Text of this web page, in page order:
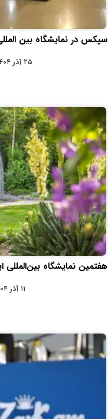
سپکس در نمایشگاه بین
۲۵ آذر ۱۴۰۴ - ۱۰:۲۴
هفتمین نمایشگاه
۱۱ آذر ۱۴۰۴ - ۰۹:۵۹